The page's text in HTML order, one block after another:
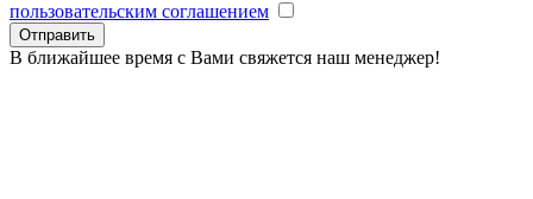
пользовательским соглашением
В ближайшее время с Вами свяжется наш менеджер!